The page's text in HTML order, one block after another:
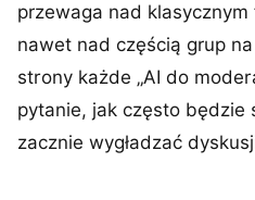
przewaga nad
nawet nad częścią grup
strony każde „AI do
pytanie, jak często będzie
zacznie wygładzać